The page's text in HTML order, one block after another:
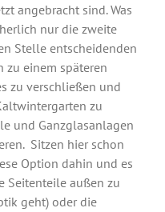
angebracht sind. Was
nur die zweite
Stelle entscheidenden
zu einem späteren
zu verschließen und
zu
und Ganzglasanlagen
Sitzen hier schon
Option dahin und es
Seitenteile außen zu
geht) oder die